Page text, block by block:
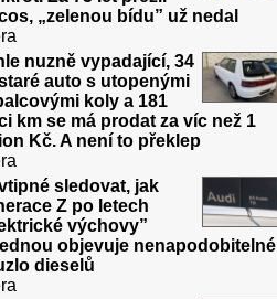
„zelenou bídu” už nedal
nuzně vypadající, 34
auto s utopenými
koly a 181
km se má prodat za víc než 1
Kč. A není to překlep
sledovat, jak
Z po letech
výchovy”
objevuje nenapodobitelné
dieselů